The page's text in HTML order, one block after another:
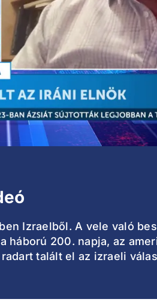
Izraelből. A vele való
200. napja, az
talált el az izraeli